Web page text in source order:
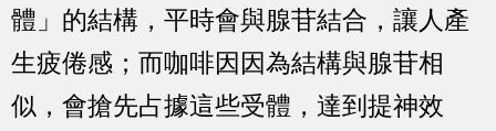
體」的結構，平時會與腺苷結合，讓人產
生疲倦感；而咖啡因因為結構與腺苷相
似，會搶先占據這些受體，達到提神效